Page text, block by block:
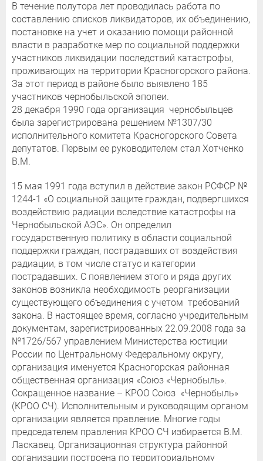
В течение полутора лет проводилась работа по
составлению списков ликвидаторов, их объединению,
постановке на учет и оказанию помощи районной
власти в разработке мер по социальной поддержки
участников ликвидации последствий катастрофы,
проживающих на территории Красногорского района.
За этот период в районе было выявлено 185
участников чернобыльской эпопеи.
28 декабря 1990 года организация чернобыльцев
была зарегистрирована решением №1307/30
исполнительного комитета Красногорского Совета
депутатов. Первым ее руководителем стал Хотченко
В.М.
15 мая 1991 года вступил в действие закон РСФСР №
1244-1 «О социальной защите граждан, подвергшихся
воздействию радиации вследствие катастрофы на
Чернобыльской АЭС». Он определил
государственную политику в области социальной
поддержки граждан, пострадавших от воздействия
радиации, в том числе статус и категории
пострадавших. С появлением этого и ряда других
законов возникла необходимость реорганизации
существующего объединения с учетом требований
закона. В настоящее время, согласно учредительным
документам, зарегистрированных 22.09.2008 года за
№1726/567 управлением Министерства юстиции
России по Центральному Федеральному округу,
организация именуется Красногорская районная
общественная организация «Союз «Чернобыль».
Сокращенное название – КРОО Союз «Чернобыль»
(КРОО СЧ). Исполнительным и руководящим органом
организации является правление. Многие годы
председателем правления КРОО СЧ избирается В.М.
Ласкавец. Организационная структура районной
организации построена по территориальному